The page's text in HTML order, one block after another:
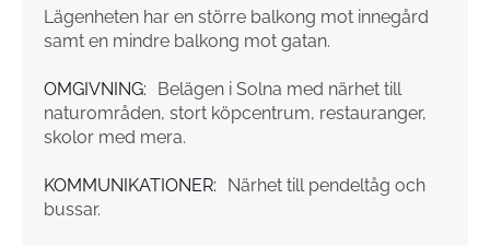
Lägenheten har en större balkong mot innegård
samt en mindre balkong mot gatan.
OMGIVNING:
Belägen i Solna med närhet till
naturområden, stort köpcentrum, restauranger,
skolor med mera.
KOMMUNIKATIONER:
Närhet till pendeltåg och
bussar.